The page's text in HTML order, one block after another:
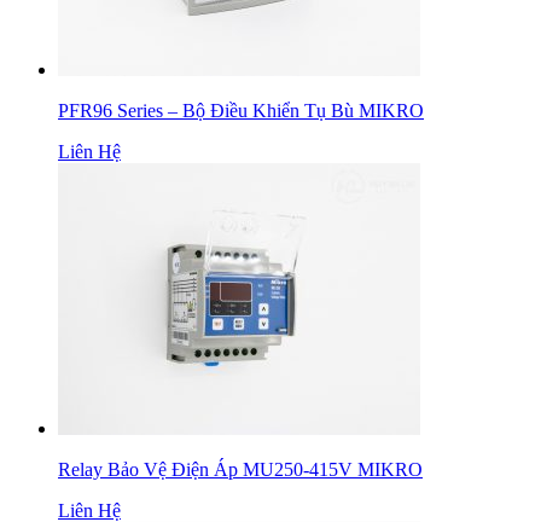
PFR96 Series – Bộ Điều Khiển Tụ Bù MIKRO
Liên Hệ
Relay Bảo Vệ Điện Áp MU250-415V MIKRO
Liên Hệ